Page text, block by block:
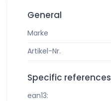
General
Marke
Artikel-Nr.
Specific references
ean13: